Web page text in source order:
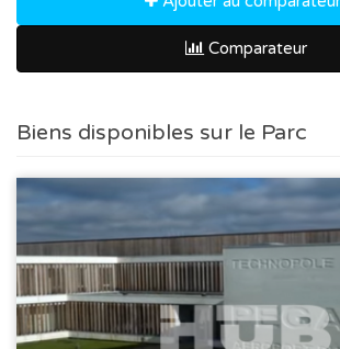
Comparateur
Biens disponibles sur le Parc